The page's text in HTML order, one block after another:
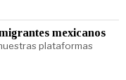
mexicanos
plataformas